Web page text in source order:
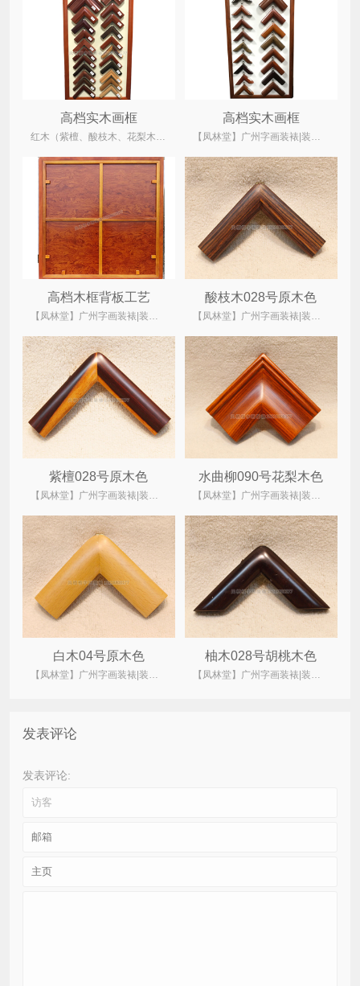
高档实木画框
红木（紫檀、酸枝木、花梨木、鸡翅木）、菠萝格、柚木、水曲柳木、桐木
高档实木画框
【凤林堂】广州字画装裱|装裱店|裱画|书画装裱|国画装裱
高档木框背板工艺
【凤林堂】广州字画装裱|装裱店|裱画|书画装裱|国画装裱
酸枝木028号原木色
【凤林堂】广州字画装裱|装裱店|裱画|书画装裱|国画装裱
紫檀028号原木色
【凤林堂】广州字画装裱|装裱店|裱画|书画装裱|国画装裱
水曲柳090号花梨木色
【凤林堂】广州字画装裱|装裱店|裱画|书画装裱|国画装裱
白木04号原木色
【凤林堂】广州字画装裱|装裱店|裱画|书画装裱|国画装裱
柚木028号胡桃木色
【凤林堂】广州字画装裱|装裱店|裱画|书画装裱|国画装裱
发表评论
发表评论: